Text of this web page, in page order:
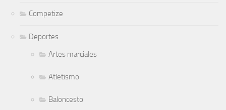
Competize
Deportes
Artes marciales
Atletismo
Baloncesto